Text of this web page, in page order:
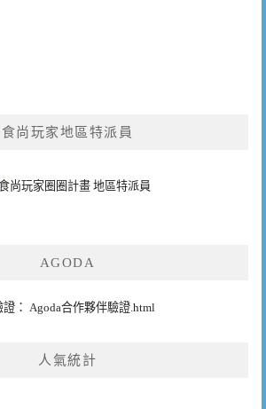
食尚玩家地區特派員
AGODA
： Agoda合作夥伴驗證.html
人氣統計